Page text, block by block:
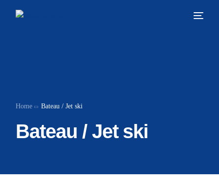
Home Bateau / Jet ski
Bateau / Jet ski